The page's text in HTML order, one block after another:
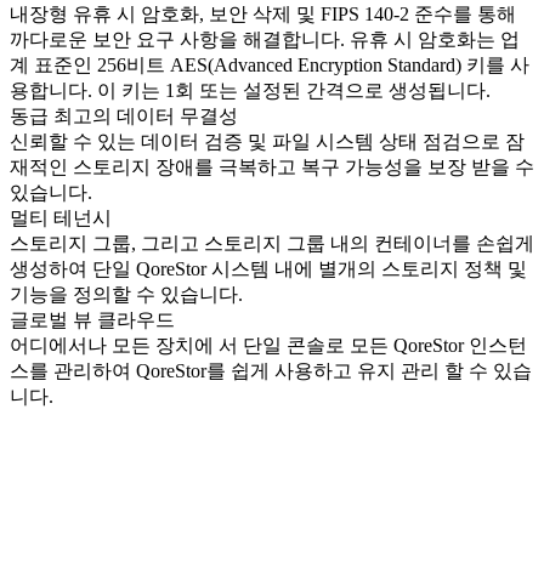
내장형 유휴 시 암호화, 보안 삭제 및 FIPS 140-2 준수를 통해
까다로운 보안 요구 사항을 해결합니다. 유휴 시 암호화는 업
계 표준인 256비트 AES(Advanced Encryption Standard) 키를 사
용합니다. 이 키는 1회 또는 설정된 간격으로 생성됩니다.
동급 최고의 데이터 무결성
신뢰할 수 있는 데이터 검증 및 파일 시스템 상태 점검으로 잠
재적인 스토리지 장애를 극복하고 복구 가능성을 보장 받을 수
있습니다.
멀티 테넌시
스토리지 그룹, 그리고 스토리지 그룹 내의 컨테이너를 손쉽게
생성하여 단일 QoreStor 시스템 내에 별개의 스토리지 정책 및
기능을 정의할 수 있습니다.
글로벌 뷰 클라우드
어디에서나 모든 장치에 서 단일 콘솔로 모든 QoreStor 인스턴
스를 관리하여 QoreStor를 쉽게 사용하고 유지 관리 할 수 있습
니다.